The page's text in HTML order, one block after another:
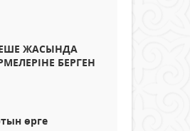
ЖАСЫНДА
БЕРГЕН
өрге